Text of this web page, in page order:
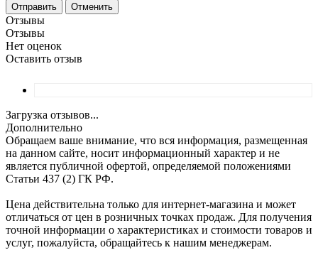
Отменить
Отзывы
Отзывы
Нет оценок
Оставить отзыв
Загрузка отзывов...
Дополнительно
Обращаем ваше внимание, что вся информация, размещенная
на данном сайте, носит информационный характер и не
является публичной офертой, определяемой положениями
Статьи 437 (2) ГК РФ.
Цена действительна только для интернет-магазина и может
отличаться от цен в розничных точках продаж. Для получения
точной информации о характеристиках и стоимости товаров и
услуг, пожалуйста, обращайтесь к нашим менеджерам.